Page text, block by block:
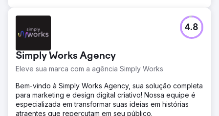
Simply Works Agency
Eleve sua marca com a agência Simply Works
4.8
Bem-vindo à Simply Works Agency, sua solução completa
para marketing e design digital criativo! Nossa equipe é
especializada em transformar suas ideias em histórias
atraentes que repercutam em seu público.